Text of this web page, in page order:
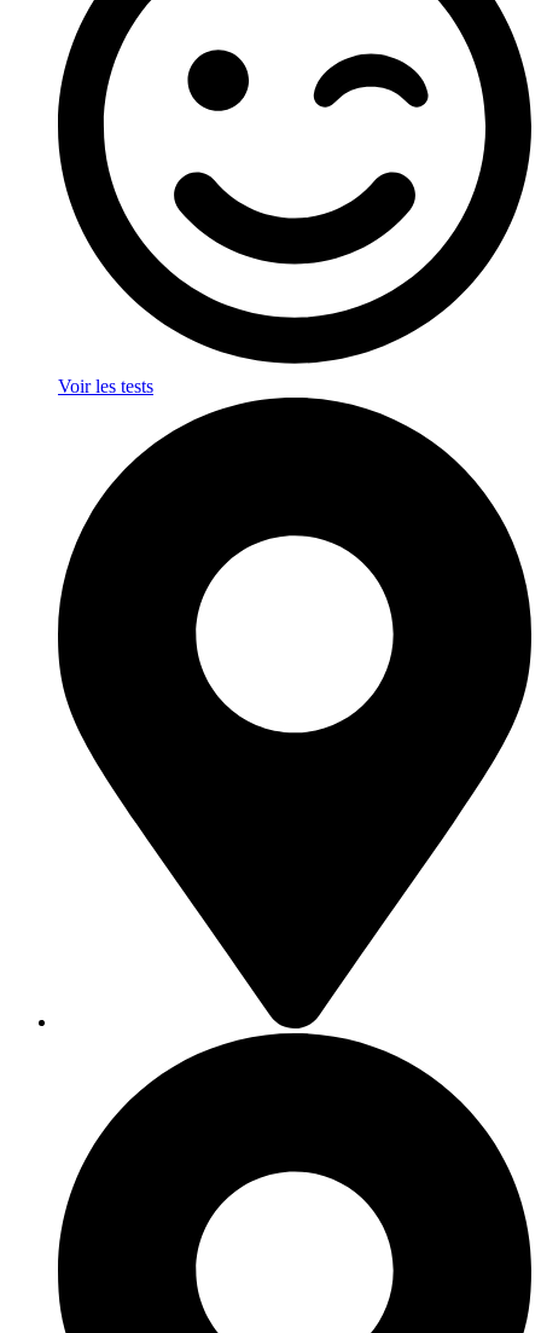
Voir les tests